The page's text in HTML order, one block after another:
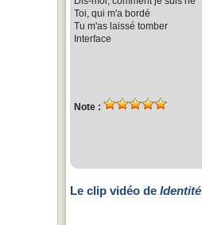
Toi, qui m'a bordé
Tu m'as laissé tomber
Interface
Note :
Le clip vidéo de Identité